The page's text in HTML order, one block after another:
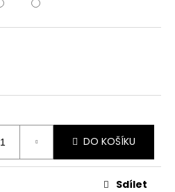
DO KOŠÍKU
Sdílet